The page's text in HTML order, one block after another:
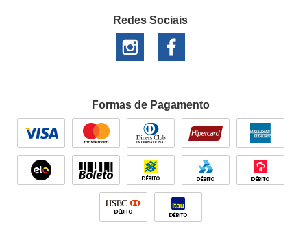
Redes Sociais
Formas de Pagamento